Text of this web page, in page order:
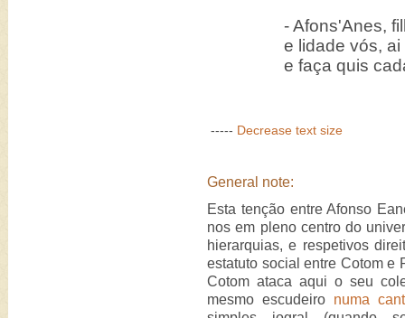
- Afons'Anes,
e lidade vós,
e faça quis
----- Decrease text size
General note:
Esta tenção entre Afonso
nos em pleno centro do
hierarquias, e respetivos
estatuto social entre Cotom e
Cotom ataca aqui o seu
mesmo escudeiro numa